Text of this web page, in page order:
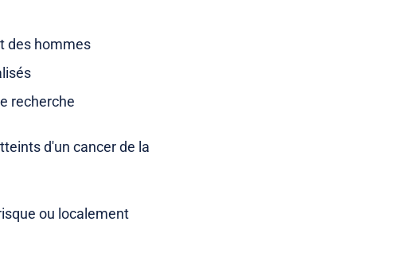
des hommes
recherche
d'un cancer de la
ou localement